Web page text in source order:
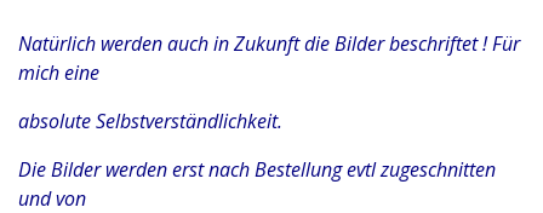
Natürlich werden auch in Zukunft die Bilder beschriftet ! Für
mich eine
absolute Selbstverständlichkeit.
Die Bilder werden erst nach Bestellung evtl zugeschnitten
und von